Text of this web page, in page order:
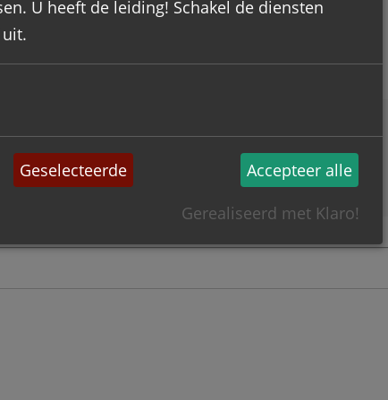
; Liturgiewetenschap
Nee
Meer informatie
U heeft de leiding! Schakel de diensten
Geselecteerde Accepteer alle
Gerealiseerd met Klaro!